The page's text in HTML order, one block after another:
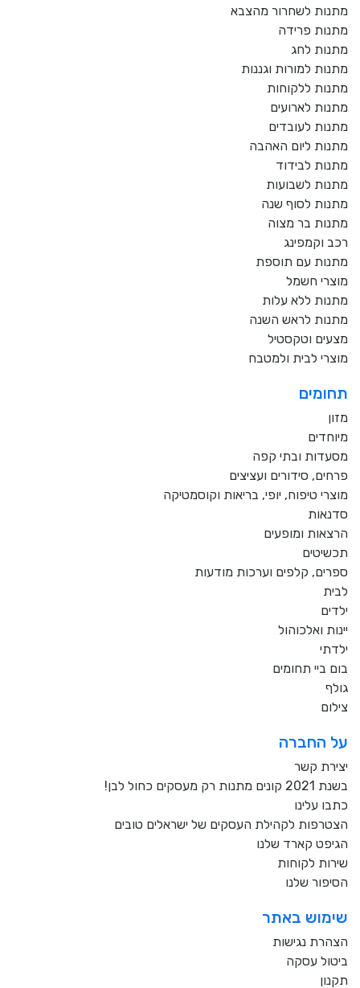
מתנות לשחרור מהצבא
מתנות פרידה
מתנות לחג
מתנות למורות וגננות
מתנות ללקוחות
מתנות לארועים
מתנות לעובדים
מתנות ליום האהבה
מתנות לבידוד
מתנות לשבועות
מתנות לסוף שנה
מתנות בר מצוה
רכב וקמפינג
מתנות עם תוספת
מוצרי חשמל
מתנות ללא עלות
מתנות לראש השנה
מצעים וטקסטיל
מוצרי לבית ולמטבח
תחומים
מזון
מיוחדים
מסעדות ובתי קפה
פרחים, סידורים ועציצים
מוצרי טיפוח, יופי, בריאות וקוסמטיקה
סדנאות
הרצאות ומופעים
תכשיטים
ספרים, קלפים וערכות מודעות
לבית
ילדים
יינות ואלכוהול
ילדתי
בום ביי תחומים
גולף
צילום
על החברה
יצירת קשר
בשנת 2021 קונים מתנות רק מעסקים כחול לבן!
כתבו עלינו
הצטרפות לקהילת העסקים של ישראלים טובים
הגיפט קארד שלנו
שירות לקוחות
הסיפור שלנו
שימוש באתר
הצהרת נגישות
ביטול עסקה
תקנון